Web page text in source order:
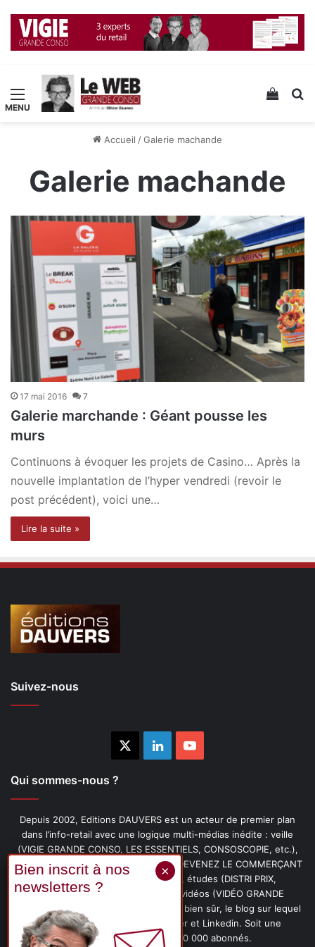
Menu Voir
Accueil /Galerie machande
Galerie machande
17 mai 2016 7
Galerie marchande : Géant pousse les
murs
Continuons à évoquer les projets de Casino… Après la
nouvelle implantation de l’hyper vendredi (revoir le
post précédent), voici une…
Lire la suite »
Suivez-nous
LinkedinYouTube
Qui sommes-nous ?
Depuis 2002, Editions DAUVERS est un acteur de premier plan
dans l’info-retail avec une logique multi-médias inédite : veille
(VIGIE GRANDE CONSO, LES ESSENTIELS, CONSOSCOPIE, etc.),
livres (PENSER-CLIENT, IMAGE-PRIX, DEVENEZ LE COMMERÇANT
PRÉFÉRÉ DE VOS CLIENTS, etc.), études (DISTRI PRIX,
PROMOFLASH, DRIVE INSIGHTS), vidéos (VIDÉO GRANDE
CONSO), podcasts (CAFÉ CONSO) et, bien sûr, le blog sur lequel
vous êtes, ainsi que les fils Twitter et Linkedin. Soit une
communauté de plus de 150 000 abonnés.